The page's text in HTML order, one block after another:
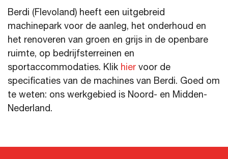
Berdi (Flevoland) heeft een uitgebreid
machinepark voor de aanleg, het onderhoud en
het renoveren van groen en grijs in de openbare
ruimte, op bedrijfsterreinen en
sportaccommodaties. Klik hier voor de
specificaties van de machines van Berdi. Goed om
te weten: ons werkgebied is Noord- en Midden-
Nederland.